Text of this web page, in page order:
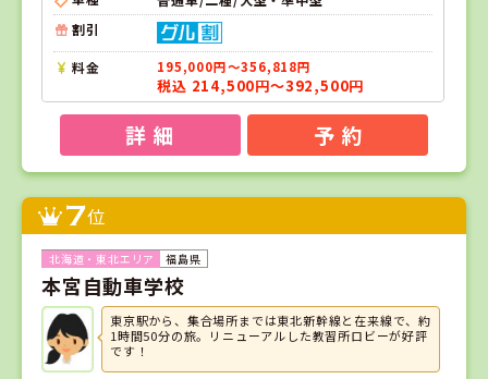
割引
料金 195,000円～356,818円
税込 214,500円～392,500円
詳 細 予 約
7位
福島県
本宮自動車学校
東京駅から、集合場所までは東北新幹線と在来線で、約
1時間50分の旅。リニューアルした教習所ロビーが好評
です！